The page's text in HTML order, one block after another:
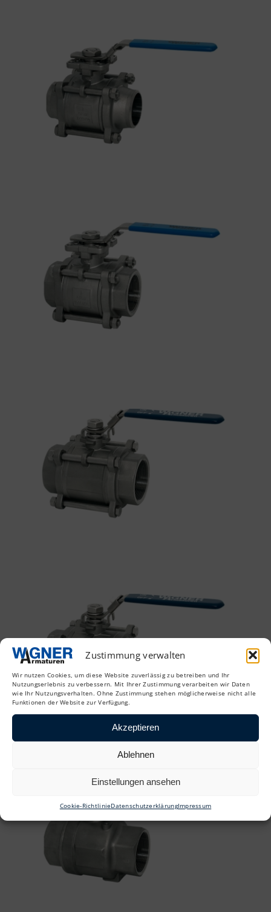
Zustimmung verwalten
Wir nutzen Cookies, um diese Website zuverlässig zu betreiben und Ihr
Nutzungserlebnis zu verbessern. Mit Ihrer Zustimmung verarbeiten wir Daten
wie Ihr Nutzungsverhalten. Ohne Zustimmung stehen möglicherweise nicht alle
Funktionen der Website zur Verfügung.
Akzeptieren
Ablehnen
Einstellungen ansehen
Cookie-RichtlinieDatenschutzerklärungImpressum